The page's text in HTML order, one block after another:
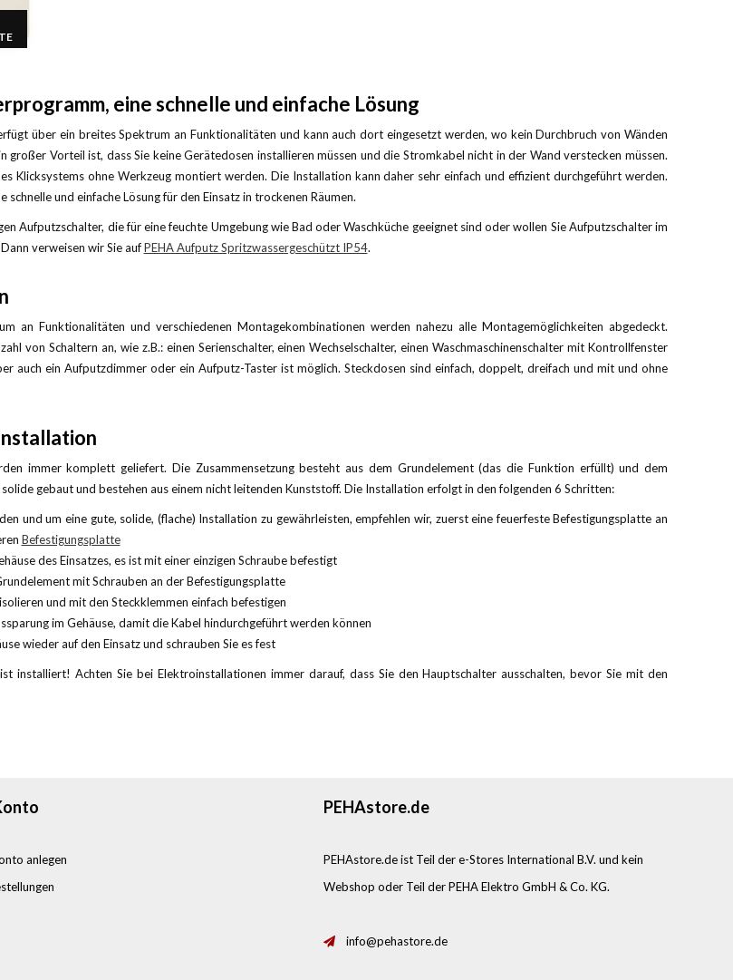
eine schnelle und einfache Lösung
über ein breites Spektrum an Funktionalitäten und kann auch dort eingesetzt werden, wo kein Durchbruch von Wänden
großer Vorteil ist, dass Sie keine Gerätedosen installieren müssen und die Stromkabel nicht in der Wand verstecken müssen.
Klicksystems ohne Werkzeug montiert werden. Die Installation kann daher sehr einfach und effizient durchgeführt werden.
schnelle und einfache Lösung für den Einsatz in trockenen Räumen.
Aufputzschalter, die für eine feuchte Umgebung wie Bad oder Waschküche geeignet sind oder wollen Sie Aufputzschalter im
verweisen wir Sie aufPEHA Aufputz Spritzwassergeschützt IP54.
an Funktionalitäten und verschiedenen Montagekombinationen werden nahezu alle Montagemöglichkeiten abgedeckt.
von Schaltern an, wie z.B.: einen Serienschalter, einen Wechselschalter, einen Waschmaschinenschalter mit Kontrollfenster
auch ein Aufputzdimmer oder ein Aufputz-Taster ist möglich. Steckdosen sind einfach, doppelt, dreifach und mit und ohne
immer komplett geliefert. Die Zusammensetzung besteht aus dem Grundelement (das die Funktion erfüllt) und dem
solide gebaut und bestehen aus einem nicht leitenden Kunststoff. Die Installation erfolgt in den folgenden 6 Schritten:
und um eine gute, solide, (flache) Installation zu gewährleisten, empfehlen wir, zuerst eine feuerfeste Befestigungsplatte an
Befestigungsplatte
des Einsatzes, es ist mit einer einzigen Schraube befestigt
mit Schrauben an der Befestigungsplatte
und mit den Steckklemmen einfach befestigen
im Gehäuse, damit die Kabel hindurchgeführt werden können
wieder auf den Einsatz und schrauben Sie es fest
installiert! Achten Sie bei Elektroinstallationen immer darauf, dass Sie den Hauptschalter ausschalten, bevor Sie mit den
anlegen
PEHAstore.de
PEHAstore.de ist Teil der e-Stores International B.V. und kein
Webshop oder Teil der PEHA Elektro GmbH & Co. KG.
info@pehastore.de